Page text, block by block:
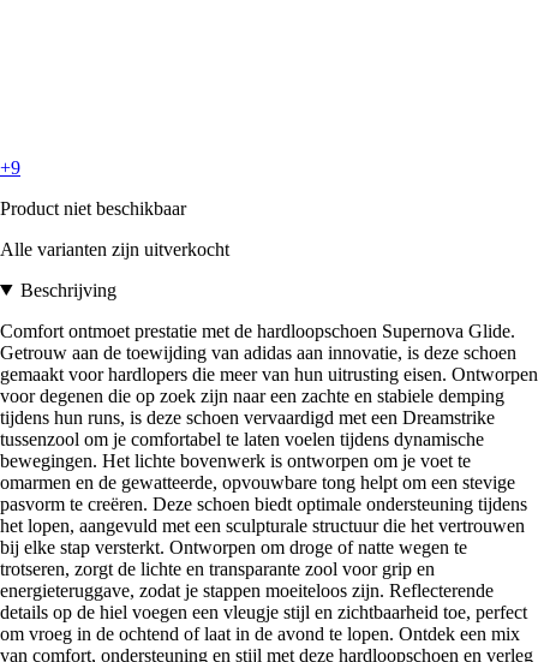
+9
Product niet beschikbaar
Alle varianten zijn uitverkocht
Beschrijving
Comfort ontmoet prestatie met de hardloopschoen Supernova Glide.
Getrouw aan de toewijding van adidas aan innovatie, is deze schoen
gemaakt voor hardlopers die meer van hun uitrusting eisen. Ontworpen
voor degenen die op zoek zijn naar een zachte en stabiele demping
tijdens hun runs, is deze schoen vervaardigd met een Dreamstrike
tussenzool om je comfortabel te laten voelen tijdens dynamische
bewegingen. Het lichte bovenwerk is ontworpen om je voet te
omarmen en de gewatteerde, opvouwbare tong helpt om een stevige
pasvorm te creëren. Deze schoen biedt optimale ondersteuning tijdens
het lopen, aangevuld met een sculpturale structuur die het vertrouwen
bij elke stap versterkt. Ontworpen om droge of natte wegen te
trotseren, zorgt de lichte en transparante zool voor grip en
energieteruggave, zodat je stappen moeiteloos zijn. Reflecterende
details op de hiel voegen een vleugje stijl en zichtbaarheid toe, perfect
om vroeg in de ochtend of laat in de avond te lopen. Ontdek een mix
van comfort, ondersteuning en stijl met deze hardloopschoen en verleg